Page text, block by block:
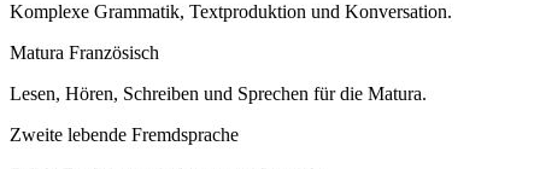
Komplexe Grammatik, Textproduktion und Konversation.
Matura Französisch
Lesen, Hören, Schreiben und Sprechen für die Matura.
Zweite lebende Fremdsprache